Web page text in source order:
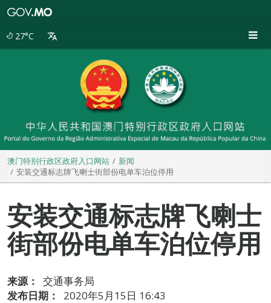
27°C
澳门特别行政区政府入口网站
新闻
安装交通标志牌飞喇士街部份电单车泊位停用
安装交通标志牌飞喇士
街部份电单车泊位停用
来源：
交通事务局
发布日期：
2020年5月15日 16:43